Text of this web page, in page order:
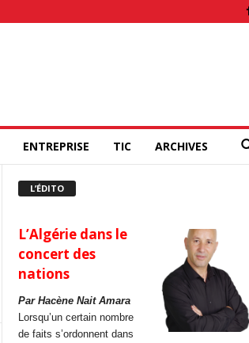
ENTREPRISE TIC ARCHIVES
L’ÉDITO
L’Algérie dans le
concert des
nations
Par Hacène Nait Amara
Lorsqu’un certain nombre
de faits s’ordonnent dans